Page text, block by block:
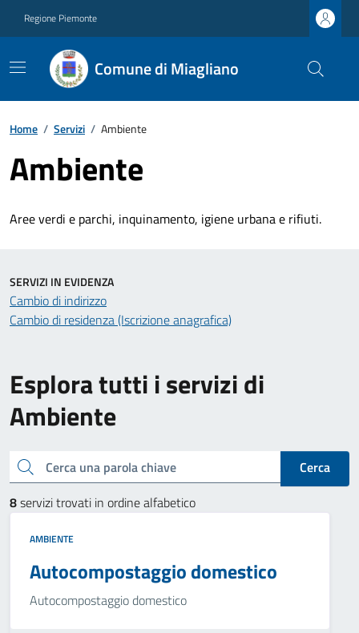
Regione Piemonte
Comune di Miagliano
Home / Servizi / Ambiente
Ambiente
Aree verdi e parchi, inquinamento, igiene urbana e rifiuti.
Esplora tutti i servizi di
Ambiente
Cerca una parola chiave
Cerca
8servizi trovati in ordine alfabetico
AMBIENTE
Autocompostaggio domestico
Autocompostaggio domestico
SERVIZI IN EVIDENZA
Cambio di indirizzo
Cambio di residenza (Iscrizione anagrafica)